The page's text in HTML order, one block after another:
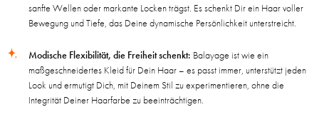
sanfte Wellen oder markante Locken trägst. Es schenkt Dir ein Haar voller
Bewegung und Tiefe, das Deine dynamische Persönlichkeit unterstreicht.
Modische Flexibilität, die Freiheit schenkt: Balayage ist wie ein
maßgeschneidertes Kleid für Dein Haar – es passt immer, unterstützt jeden
Look und ermutigt Dich, mit Deinem Stil zu experimentieren, ohne die
Integrität Deiner Haarfarbe zu beeinträchtigen.